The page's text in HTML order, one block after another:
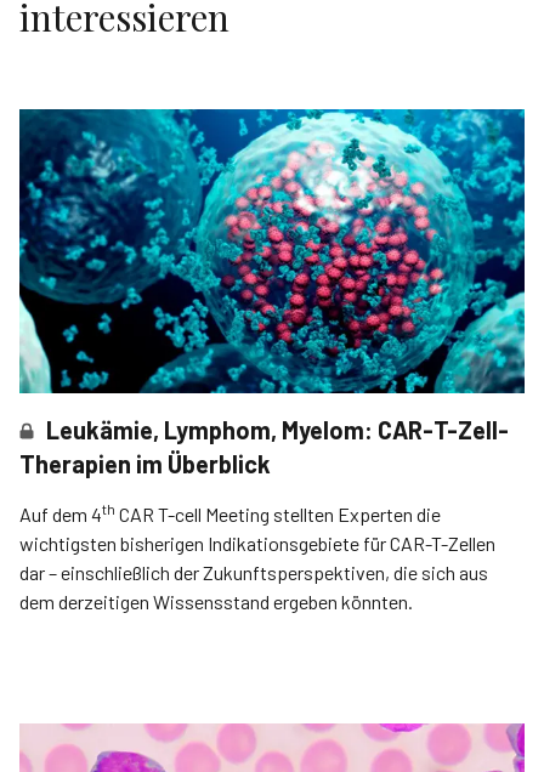
interessieren
Leukämie, Lymphom, Myelom: CAR-T-Zell-
Therapien im Überblick
Auf dem 4th CAR T-cell Meeting stellten Experten die
wichtigsten bisherigen Indikationsgebiete für CAR-T-Zellen
dar – einschließlich der Zukunftsperspektiven, die sich aus
dem derzeitigen Wissensstand ergeben könnten.